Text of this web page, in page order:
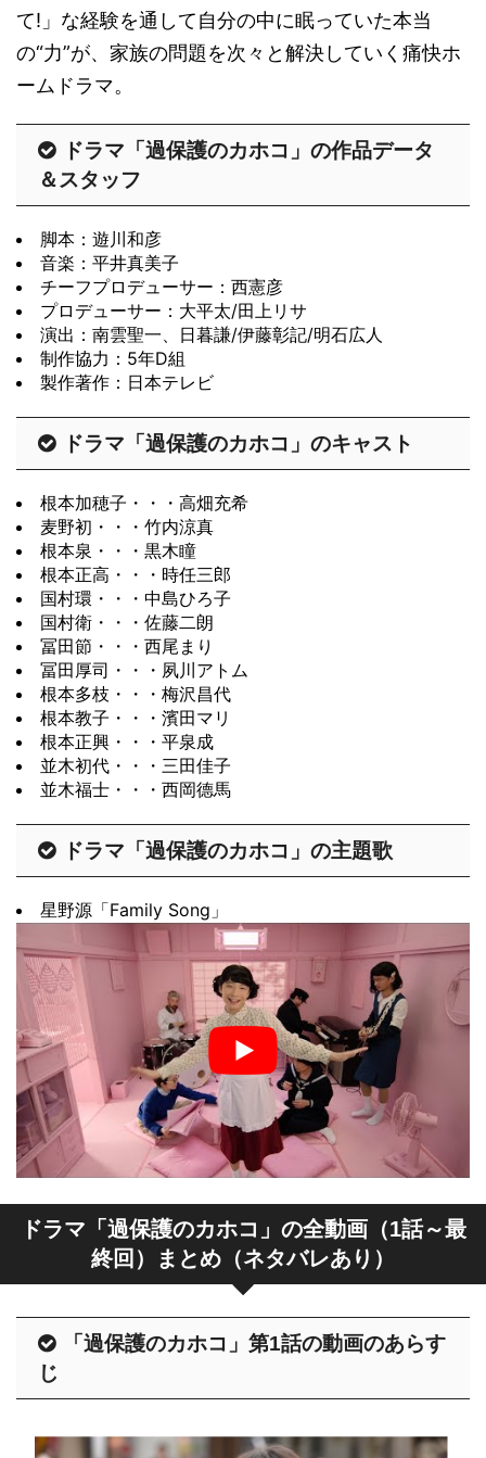
て!」な経験を通して自分の中に眠っていた本当
の“力”が、家族の問題を次々と解決していく痛快ホ
ームドラマ。
ドラマ「過保護のカホコ」の作品データ
＆スタッフ
脚本：遊川和彦
音楽：平井真美子
チーフプロデューサー：西憲彦
プロデューサー：大平太/田上リサ
演出：南雲聖一、日暮謙/伊藤彰記/明石広人
制作協力：5年D組
製作著作：日本テレビ
ドラマ「過保護のカホコ」のキャスト
根本加穂子・・・高畑充希
麦野初・・・竹内涼真
根本泉・・・黒木瞳
根本正高・・・時任三郎
国村環・・・中島ひろ子
国村衛・・・佐藤二朗
冨田節・・・西尾まり
冨田厚司・・・夙川アトム
根本多枝・・・梅沢昌代
根本教子・・・濱田マリ
根本正興・・・平泉成
並木初代・・・三田佳子
並木福士・・・西岡德馬
ドラマ「過保護のカホコ」の主題歌
星野源「Family Song」
ドラマ「過保護のカホコ」の全動画（1話～最
終回）まとめ（ネタバレあり）
「過保護のカホコ」第1話の動画のあらす
じ